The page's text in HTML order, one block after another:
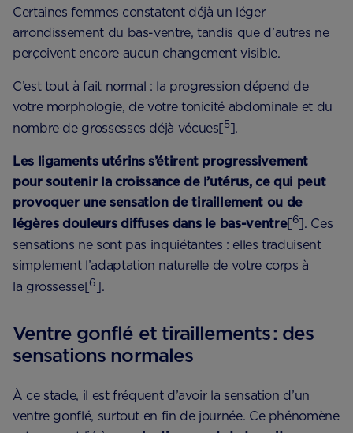
Certaines femmes constatent déjà un léger
arrondissement du bas-ventre, tandis que d’autres ne
perçoivent encore aucun changement visible.
C’est tout à fait normal : la progression dépend de
votre morphologie, de votre tonicité abdominale et du
nombre de grossesses déjà vécues[5].
Les ligaments utérins s’étirent progressivement
pour soutenir la croissance de l’utérus, ce qui peut
provoquer une sensation de tiraillement ou de
légères douleurs diffuses dans le bas-ventre[6]. Ces
sensations ne sont pas inquiétantes : elles traduisent
simplement l’adaptation naturelle de votre corps à
la grossesse[6].
Ventre gonflé et tiraillements : des
sensations normales
À ce stade, il est fréquent d’avoir la sensation d’un
ventre gonflé, surtout en fin de journée. Ce phénomène